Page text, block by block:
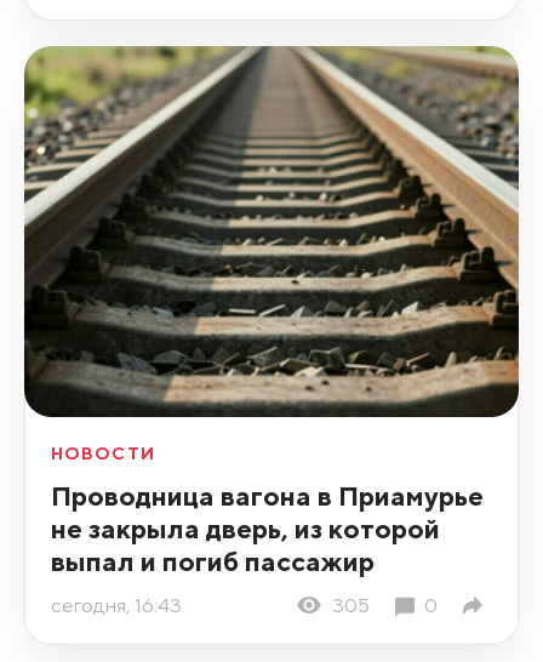
НОВОСТИ
Проводница вагона в Приамурье
не закрыла дверь, из которой
выпал и погиб пассажир
сегодня, 16:43 305 0